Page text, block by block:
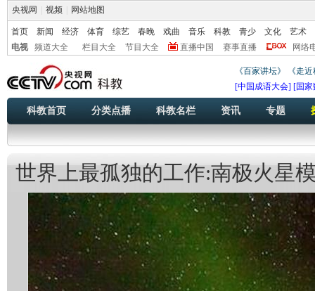
央视网 视频 网站地图
首页 新闻 经济 体育 综艺 春晚 戏曲 音乐 科教 青少 文化
艺术
电视
频道大全 栏目大全 节目大全 直播中国 赛事直播 网络
《百家讲坛》
《走
[中国成语大会] [国家
科教首页 分类点播 科教名栏 资讯 专题
世界上最孤独的工作:南极火星